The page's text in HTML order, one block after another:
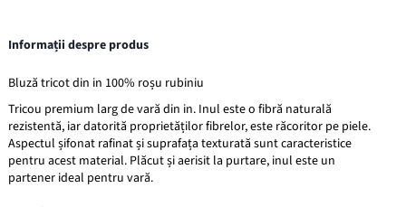
Informații despre produs
Bluză tricot din in 100% roșu rubiniu
Tricou premium larg de vară din in. Inul este o fibră naturală
rezistentă, iar datorită proprietăților fibrelor, este răcoritor pe piele.
Aspectul șifonat rafinat și suprafața texturată sunt caracteristice
pentru acest material. Plăcut și aerisit la purtare, inul este un
partener ideal pentru vară.